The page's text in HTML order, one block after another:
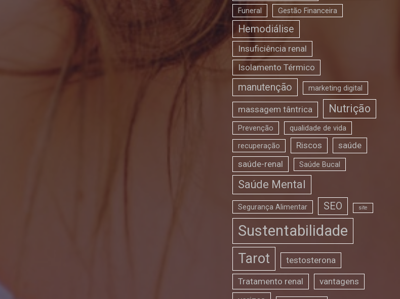
Funeral Gestão Financeira
Hemodiálise
Insuficiência renal
Isolamento Térmico
manutenção marketing digital
massagem tântrica Nutrição
Prevenção qualidade de vida
recuperação Riscos
saúde
saúde-renal
Saúde Bucal
Saúde Mental
Segurança Alimentar SEO site
Sustentabilidade
Tarot testosterona
Tratamento renal
vantagens